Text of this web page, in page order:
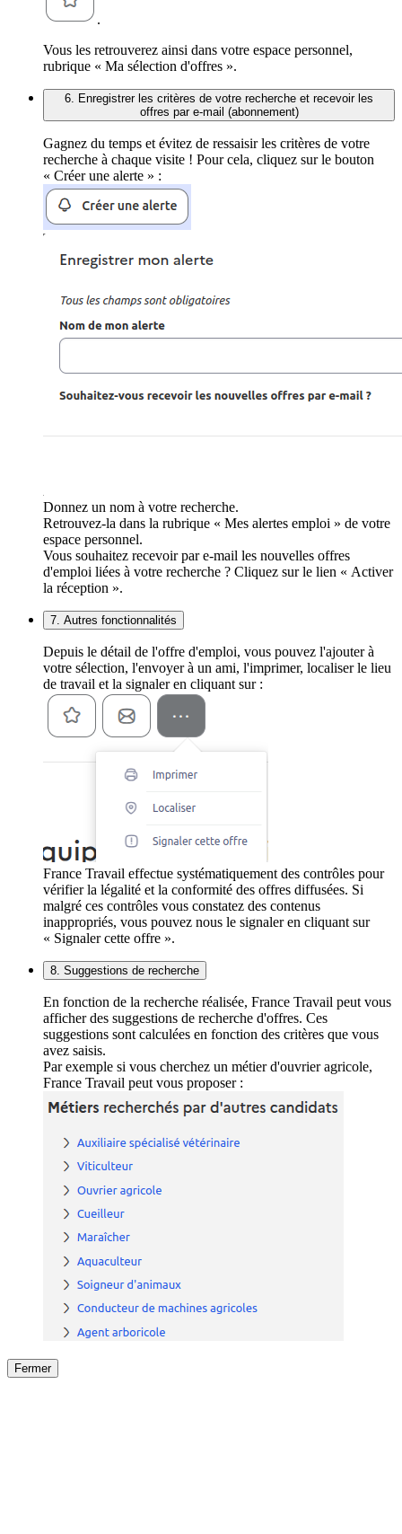
.
Vous les retrouverez ainsi dans votre espace personnel,
rubrique « Ma sélection d'offres ».
6. Enregistrer les critères de votre recherche et recevoir les
offres par e-mail (abonnement)
Gagnez du temps et évitez de ressaisir les critères de votre
recherche à chaque visite ! Pour cela, cliquez sur le bouton
« Créer une alerte » :
Donnez un nom à votre recherche.
Retrouvez-la dans la rubrique « Mes alertes emploi » de votre
espace personnel.
Vous souhaitez recevoir par e-mail les nouvelles offres
d'emploi liées à votre recherche ? Cliquez sur le lien « Activer
la réception ».
7. Autres fonctionnalités
Depuis le détail de l'offre d'emploi, vous pouvez l'ajouter à
votre sélection, l'envoyer à un ami, l'imprimer, localiser le lieu
de travail et la signaler en cliquant sur :
France Travail effectue systématiquement des contrôles pour
vérifier la légalité et la conformité des offres diffusées. Si
malgré ces contrôles vous constatez des contenus
inappropriés, vous pouvez nous le signaler en cliquant sur
« Signaler cette offre ».
8. Suggestions de recherche
En fonction de la recherche réalisée, France Travail peut vous
afficher des suggestions de recherche d'offres. Ces
suggestions sont calculées en fonction des critères que vous
avez saisis.
Par exemple si vous cherchez un métier d'ouvrier agricole,
France Travail peut vous proposer :
Fermer